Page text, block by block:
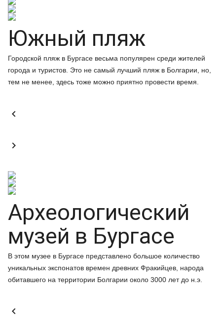
Южный пляж
Городской пляж в Бургасе весьма популярен среди жителей
города и туристов. Это не самый лучший пляж в Болгарии, но,
тем не менее, здесь тоже можно приятно провести время.


Археологический
музей в Бургасе
В этом музее в Бургасе представлено большое количество
уникальных экспонатов времен древних Фракийцев, народа
обитавшего на территории Болгарии около 3000 лет до н.э.
